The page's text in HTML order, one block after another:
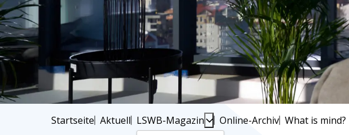
Startseite Aktuell LSWB-Magazin
Online-Archiv